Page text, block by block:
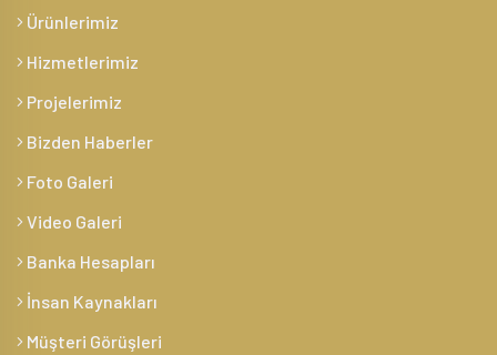
Ürünlerimiz
Hizmetlerimiz
Projelerimiz
Bizden Haberler
Foto Galeri
Video Galeri
Banka Hesapları
İnsan Kaynakları
Müşteri Görüşleri